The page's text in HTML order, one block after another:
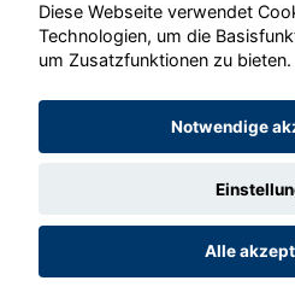
© konjunkturmotor.de
Diese Webseite verwendet
Technologien, um die
um Zusatzfunktionen zu bieten.
Notwendige
Alle